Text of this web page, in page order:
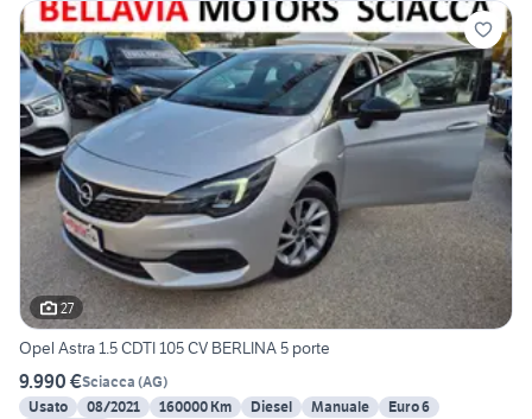
27
Opel Astra 1.5 CDTI 105 CV BERLINA 5 porte
9.990 €Sciacca (AG)
Usato
08/2021 160000 Km Diesel Manuale Euro 6